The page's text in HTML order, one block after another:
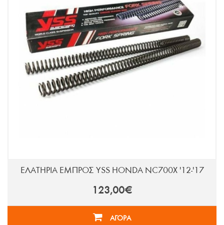
ΕΛΑΤΗΡΙΑ ΕΜΠΡΟΣ YSS HONDA NC700X '12-'17
123,00€
ΑΓΟΡΑ